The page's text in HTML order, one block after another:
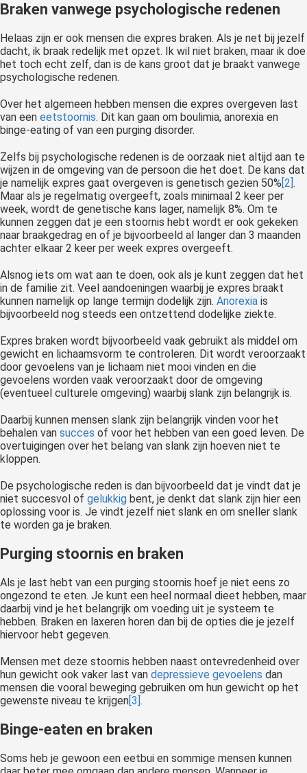
Braken vanwege psychologische redenen
Helaas zijn er ook mensen die expres braken. Als je net bij jezelf
dacht, ik braak redelijk met opzet. Ik wil niet braken, maar ik doe
het toch echt zelf, dan is de kans groot dat je braakt vanwege
psychologische redenen.
Over het algemeen hebben mensen die expres overgeven last
van een eetstoornis. Dit kan gaan om boulimia, anorexia en
binge-eating of van een purging disorder.
Zelfs bij psychologische redenen is de oorzaak niet altijd aan te
wijzen in de omgeving van de persoon die het doet. De kans dat
je namelijk expres gaat overgeven is genetisch gezien 50% [2] .
Maar als je regelmatig overgeeft, zoals minimaal 2 keer per
week, wordt de genetische kans lager, namelijk 8%. Om te
kunnen zeggen dat je een stoornis hebt wordt er ook gekeken
naar braakgedrag en of je bijvoorbeeld al langer dan 3 maanden
achter elkaar 2 keer per week expres overgeeft.
Alsnog iets om wat aan te doen, ook als je kunt zeggen dat het
in de familie zit. Veel aandoeningen waarbij je expres braakt
kunnen namelijk op lange termijn dodelijk zijn. Anorexia is
bijvoorbeeld nog steeds een ontzettend dodelijke ziekte.
Expres braken wordt bijvoorbeeld vaak gebruikt als middel om
gewicht en lichaamsvorm te controleren. Dit wordt veroorzaakt
door gevoelens van je lichaam niet mooi vinden en die
gevoelens worden vaak veroorzaakt door de omgeving
(eventueel culturele omgeving) waarbij slank zijn belangrijk is.
Daarbij kunnen mensen slank zijn belangrijk vinden voor het
behalen van succes of voor het hebben van een goed leven. De
overtuigingen over het belang van slank zijn hoeven niet te
kloppen.
De psychologische reden is dan bijvoorbeeld dat je vindt dat je
niet succesvol of gelukkig bent, je denkt dat slank zijn hier een
oplossing voor is. Je vindt jezelf niet slank en om sneller slank
te worden ga je braken.
Purging stoornis en braken
Als je last hebt van een purging stoornis hoef je niet eens zo
ongezond te eten. Je kunt een heel normaal dieet hebben, maar
daarbij vind je het belangrijk om voeding uit je systeem te
hebben. Braken en laxeren horen dan bij de opties die je jezelf
hiervoor hebt gegeven.
Mensen met deze stoornis hebben naast ontevredenheid over
hun gewicht ook vaker last van depressieve gevoelens dan
mensen die vooral beweging gebruiken om hun gewicht op het
gewenste niveau te krijgen [3] .
Binge-eaten en braken
Soms heb je gewoon een eetbui en sommige mensen kunnen